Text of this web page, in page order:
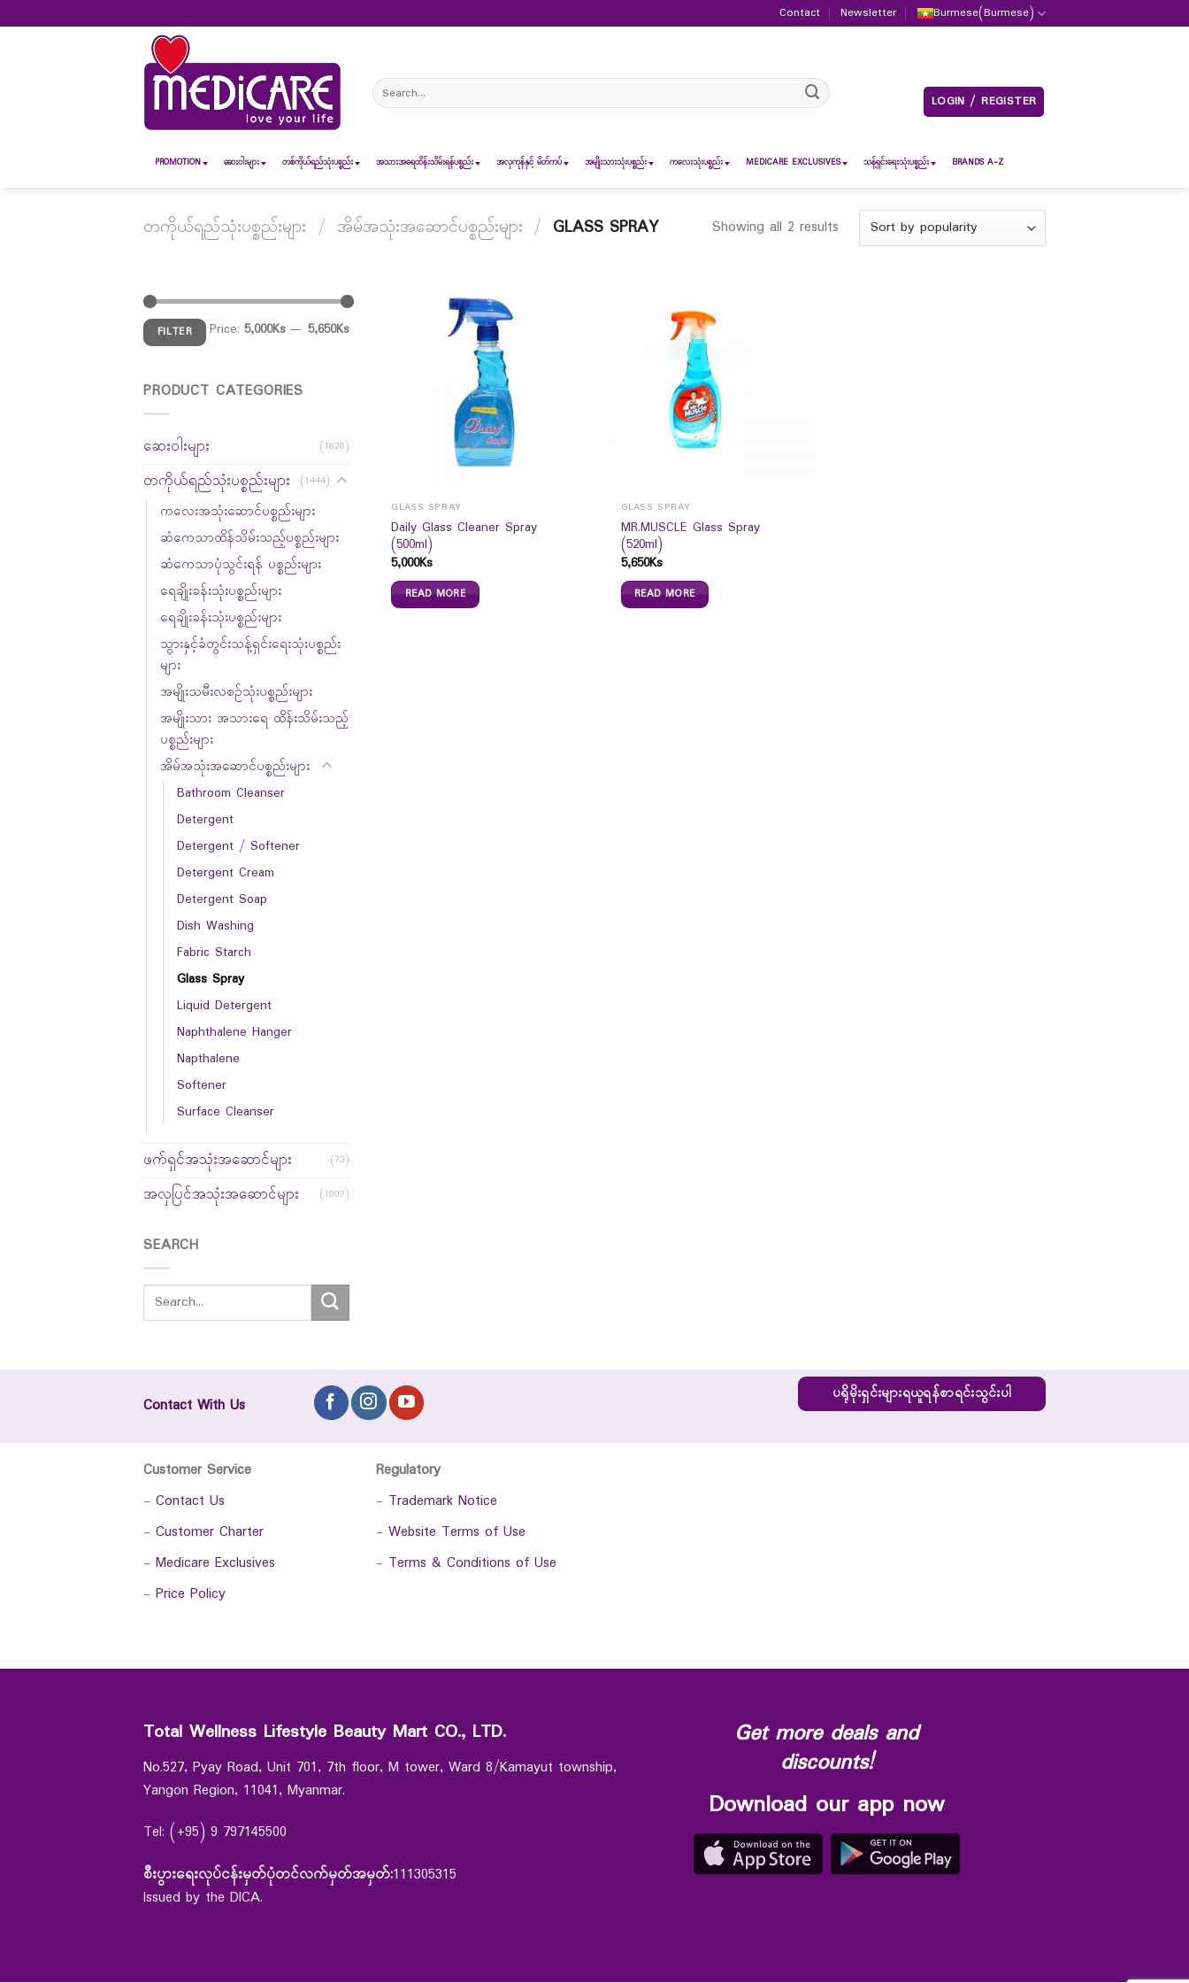
to
Contact Newsletter Burmese(Burmese)
Search
for:
LOGIN / REGISTER
PROMOTION ဆေး၀ါးများ တစ်ကိုယ်ရည်သုံးပစ္စည်း အသားအရေထိန်းသိမ်းရန်ပစ္စည်း အလှကုန်နှင့် မိတ်ကပ် အမျိုးသားသုံးပစ္စည်း ကလေးသုံးပစ္စည်း MEDICARE EXCLUSIVES သန့်ရှင်းရေးသုံးပစ္စည်း BRANDS A-Z
တကိုယ်ရည်သုံးပစ္စည်းများ / အိမ်အသုံးအဆောင်ပစ္စည်းများ / GLASS SPRAY Showing all 2 results
FILTER Price: 5,000Ks— 5,650Ks
PRODUCT CATEGORIES
ဆေးဝါးများ (1826)
တကိုယ်ရည်သုံးပစ္စည်းများ (1444)
ကလေးအသုံးဆောင်ပစ္စည်းများ
ဆံကေသာထိန်သိမ်းသည့်ပစ္စည်းများ
ဆံကေသာပုံသွင်းရန် ပစ္စည်းများ
ရေချိုးခန်းသုံးပစ္စည်းများ
ရေချိုးခန်းသုံးပစ္စည်းများ
သွားနှင့်ခံတွင်းသန့်ရှင်းရေးသုံးပစ္စည်း
များ
အမျိုးသမီးလစဉ်သုံးပစ္စည်းများ
အမျိုးသား အသားရေ ထိန်းသိမ်းသည့်
ပစ္စည်းများ
အိမ်အသုံးအဆောင်ပစ္စည်းများ
Bathroom Cleanser
Detergent
Detergent / Softener
Detergent Cream
Detergent Soap
Dish Washing
Fabric Starch
Glass Spray
Liquid Detergent
Naphthalene Hanger
Napthalene
Softener
Surface Cleanser
ဖက်ရှင်အသုံးအဆောင်များ (73)
အလှပြင်အသုံးအဆောင်များ (1807)
SEARCH
GLASS SPRAY
Daily Glass Cleaner Spray
(500ml)
5,000Ks
READ MORE
GLASS SPRAY
MR.MUSCLE Glass Spray
(520ml)
5,650Ks
READ MORE
Contact With Us
ပရိုမိုးရှင်းများရယူရန်စာရင်းသွင်းပါ
Customer Service
- Contact Us
- Customer Charter
- Medicare Exclusives
- Price Policy
Regulatory
- Trademark Notice
- Website Terms of Use
- Terms & Conditions of Use
Total Wellness Lifestyle Beauty Mart CO., LTD.
No.527, Pyay Road, Unit 701, 7th floor, M tower, Ward 8/Kamayut township,
Yangon Region, 11041, Myanmar.
Tel: (+95) 9 797145500
စီးပွားရေးလုပ်ငန်းမှတ်ပုံတင်လက်မှတ်အမှတ်:111305315
Issued by the DICA.
Get more deals and
discounts!
Download our app now